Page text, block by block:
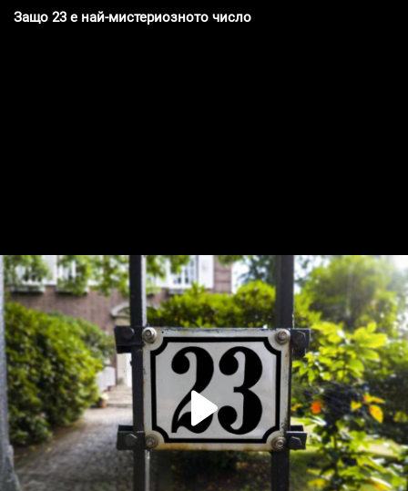
Защо 23 е най-мистериозното число